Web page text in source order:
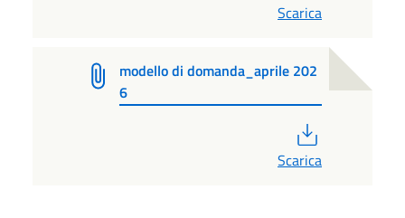
Scarica
modello di domanda_aprile 202
6
Scarica